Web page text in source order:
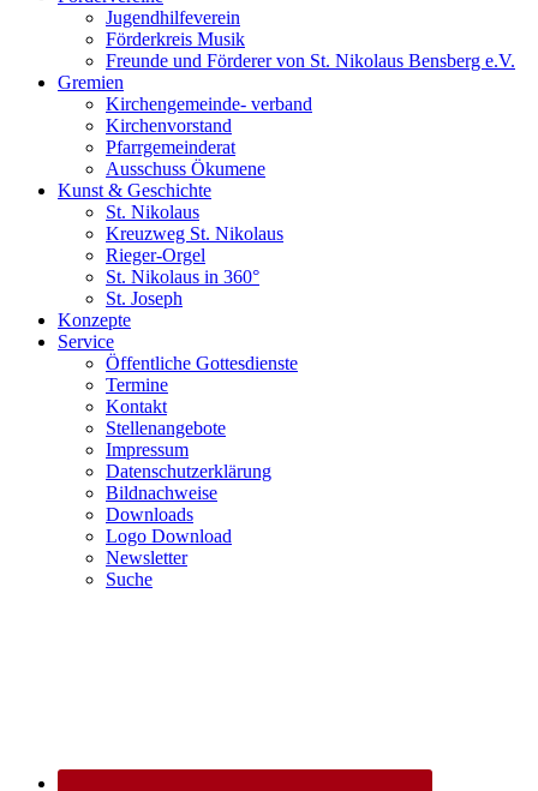
Jugendhilfeverein
Förderkreis Musik
Freunde und Förderer von St. Nikolaus Bensberg e.V.
Gremien
Kirchengemeinde- verband
Kirchenvorstand
Pfarrgemeinderat
Ausschuss Ökumene
Kunst & Geschichte
St. Nikolaus
Kreuzweg St. Nikolaus
Rieger-Orgel
St. Nikolaus in 360°
St. Joseph
Konzepte
Service
Öffentliche Gottesdienste
Termine
Kontakt
Stellenangebote
Impressum
Datenschutzerklärung
Bildnachweise
Downloads
Logo Download
Newsletter
Suche